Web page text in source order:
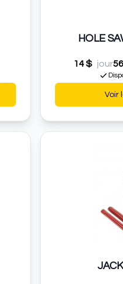
HOLE
14 $ jour
Voir